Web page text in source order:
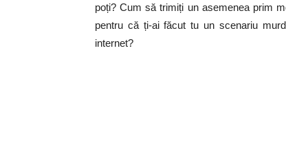
poți? Cum să trimiți un asemenea prim
pentru că ți-ai făcut tu un scenariu
internet?